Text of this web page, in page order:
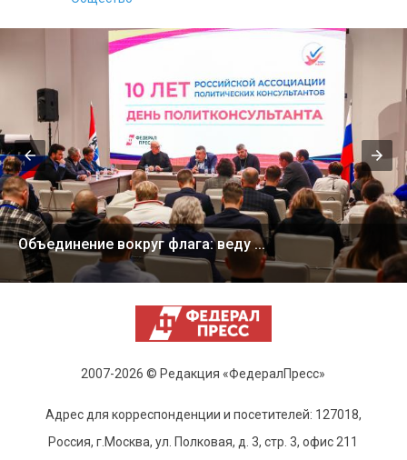
Объединение вокруг флага: веду ...
2007-2026 © Редакция «ФедералПресс»
Адрес для корреспонденции и посетителей: 127018,
Россия, г.Москва, ул. Полковая, д. 3, стр. 3, офис 211